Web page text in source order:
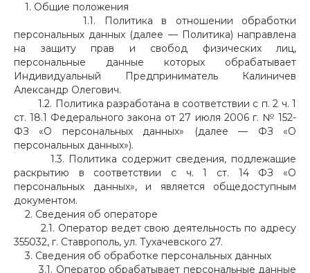
1. Общие положения
1.1. Политика в отношении обработки
персональных данных (далее — Политика) направлена
на защиту прав и свобод физических лиц,
персональные данные которых обрабатывает
Индивидуальный Предприниматель Калиничев
Александр Олегович.
1.2. Политика разработана в соответствии с п. 2 ч. 1
ст. 18.1 Федерального закона от 27 июля 2006 г. № 152-
ФЗ «О персональных данных» (далее — ФЗ «О
персональных данных»).
1.3. Политика содержит сведения, подлежащие
раскрытию в соответствии с ч. 1 ст. 14 ФЗ «О
персональных данных», и является общедоступным
документом.
2. Сведения об операторе
2.1. Оператор ведет свою деятельность по адресу
355032, г. Ставрополь, ул. Тухачевского 27.
3. Сведения об обработке персональных данных
3.1. Оператор обрабатывает персональные данные